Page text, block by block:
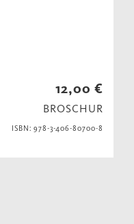
12,00 €
BROSCHUR
ISBN: 978-3-406-80700-8